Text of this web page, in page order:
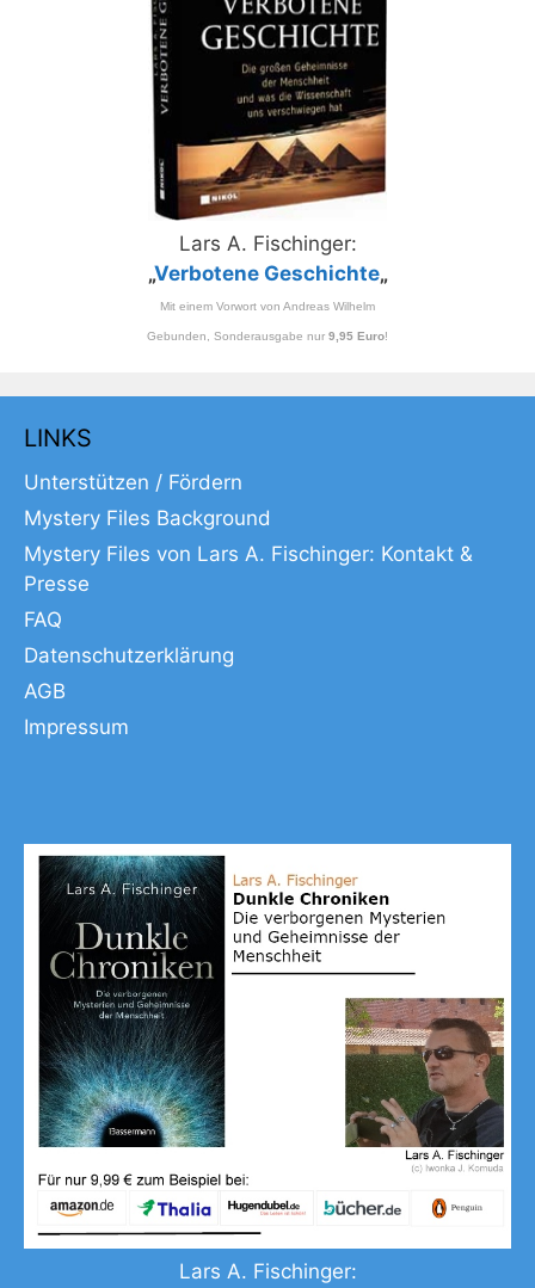
Lars A. Fischinger:
„Verbotene Geschichte„
Mit einem Vorwort von Andreas Wilhelm
Gebunden, Sonderausgabe nur 9,95 Euro!
LINKS
Unterstützen / Fördern
Mystery Files Background
Mystery Files von Lars A. Fischinger: Kontakt &
Presse
FAQ
Datenschutzerklärung
AGB
Impressum
Lars A. Fischinger: